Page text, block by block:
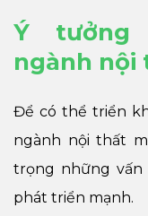
Ý tưởng
ngành nội
Để có thể triển
ngành nội thất
trọng những vấn
phát triển mạnh.